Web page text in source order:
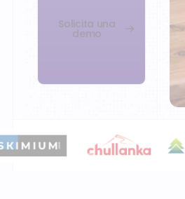
Solicita una
demo